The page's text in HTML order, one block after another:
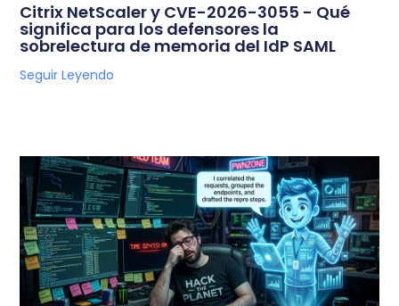
Citrix NetScaler y CVE-2026-3055 - Qué
significa para los defensores la
sobrelectura de memoria del IdP SAML
Seguir Leyendo